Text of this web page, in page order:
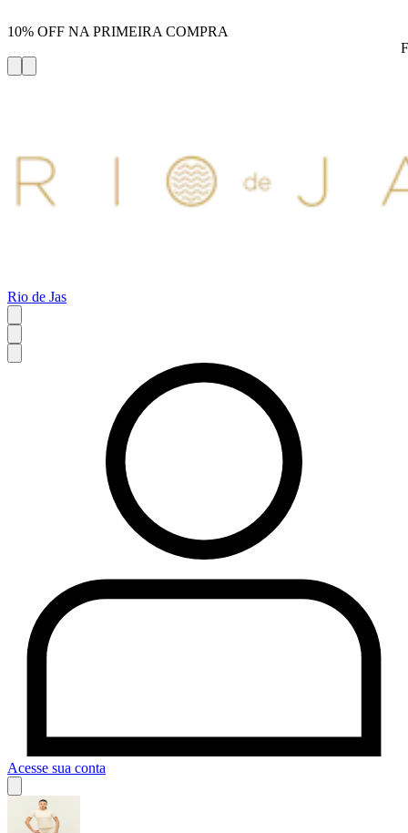
10% OFF NA PRIMEIRA COMPRA
Rio de Jas
Acesse sua conta